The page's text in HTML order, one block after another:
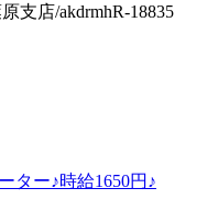
支店/akdrmhR-18835
ター♪時給1650円♪